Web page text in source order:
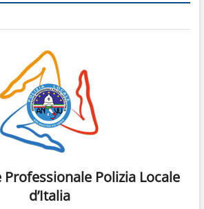
Professionale Polizia Locale
d’Italia